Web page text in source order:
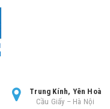
Trung Kính, Yên Hoà
Cầu Giấy – Hà Nội